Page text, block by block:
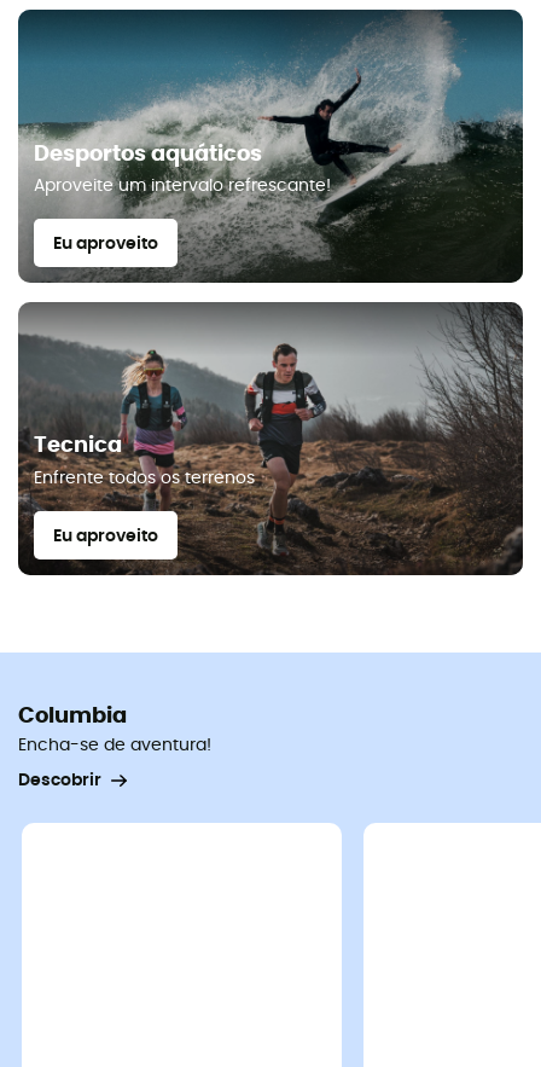
Desportos aquáticos
Aproveite um intervalo refrescante!
Eu aproveito
Tecnica
Enfrente todos os terrenos
Eu aproveito
Columbia
Encha-se de aventura!
Descobrir